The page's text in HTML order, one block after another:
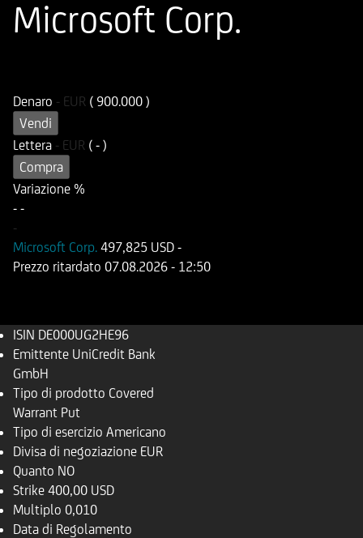
Microsoft Corp.
Denaro - EUR ( 900.000 )
Vendi
Lettera - EUR ( - )
Compra
Variazione %
- -
-
Microsoft Corp. 497,825 USD -
Prezzo ritardato 07.08.2026 - 12:50
ISIN DE000UG2HE96
Emittente UniCredit Bank
GmbH
Tipo di prodotto Covered
Warrant Put
Tipo di esercizio Americano
Divisa di negoziazione EUR
Quanto NO
Strike 400,00 USD
Multiplo 0,010
Data di Regolamento